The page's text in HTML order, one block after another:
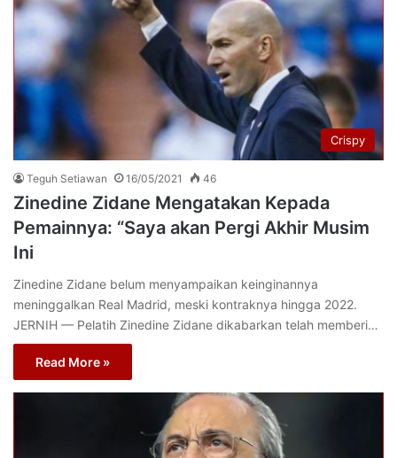
Crispy
Teguh Setiawan 16/05/2021 46
Zinedine Zidane Mengatakan Kepada
Pemainnya: “Saya akan Pergi Akhir Musim
Ini
Zinedine Zidane belum menyampaikan keinginannya
meninggalkan Real Madrid, meski kontraknya hingga 2022.
JERNIH — Pelatih Zinedine Zidane dikabarkan telah memberi…
Read More »